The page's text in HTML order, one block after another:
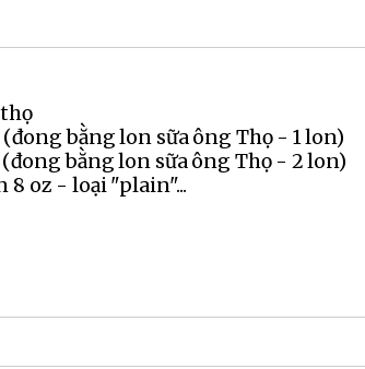
bằng lon sữa ông Thọ - 1 lon)
bằng lon sữa ông Thọ - 2 lon)
8 oz - loại "plain"...